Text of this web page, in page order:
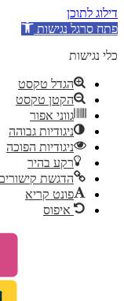
דילוג לתוכן
פתח סרגל נגישות
כלי נגישות
הגדל טקסט
הקטן טקסט
גווני אפור
ניגודיות גבוהה
ניגודיות הפוכה
רקע בהיר
הדגשת קישורים
פונט קריא
איפוס